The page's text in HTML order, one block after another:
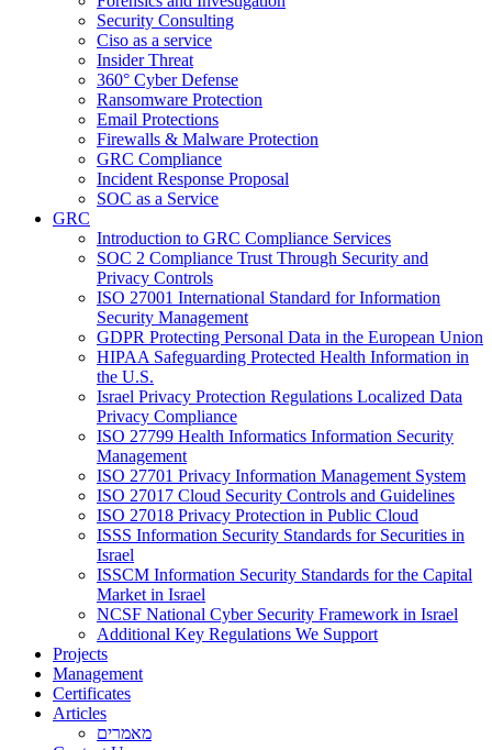
Security Consulting
Ciso as a service
Insider Threat
360° Cyber Defense
Ransomware Protection
Email Protections
Firewalls & Malware Protection
GRC Compliance
Incident Response Proposal
SOC as a Service
GRC
Introduction to GRC Compliance Services
SOC 2 Compliance Trust Through Security and
Privacy Controls
ISO 27001 International Standard for Information
Security Management
GDPR Protecting Personal Data in the European Union
HIPAA Safeguarding Protected Health Information in
the U.S.
Israel Privacy Protection Regulations Localized Data
Privacy Compliance
ISO 27799 Health Informatics Information Security
Management
ISO 27701 Privacy Information Management System
ISO 27017 Cloud Security Controls and Guidelines
ISO 27018 Privacy Protection in Public Cloud
ISSS Information Security Standards for Securities in
Israel
ISSCM Information Security Standards for the Capital
Market in Israel
NCSF National Cyber Security Framework in Israel
Additional Key Regulations We Support
Projects
Management
Certificates
Articles
מאמרים